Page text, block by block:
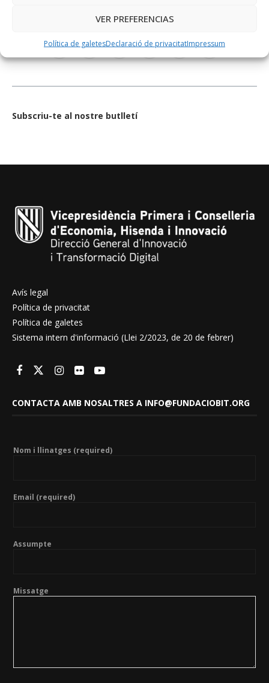
VER PREFERENCIAS
Política de galetesDeclaració de privacitatImpressum
Subscriu-te al nostre butlletí
Avís legal
Política de privacitat
Política de galetes
Sistema intern d'informació (Llei 2/2023, de 20 de febrer)
CONTACTA AMB NOSALTRES A INFO@FUNDACIOBIT.ORG
Nom i llinatges (required)
Email (required)
Assumpte
Missatge